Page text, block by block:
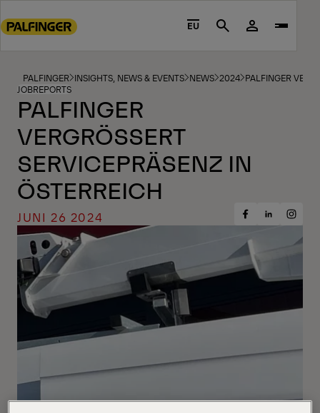
to
footer
content
EU Search
PALFINGER INSIGHTS, NEWS & EVENTS NEWS 2024 PALFINGER
JOBREPORTS
PALFINGER
VERGRÖSSERT S
ERVICEPRÄSENZ IN Ö
STERREICH
JUNI 26 2024
Share
Facebook
ShareShare